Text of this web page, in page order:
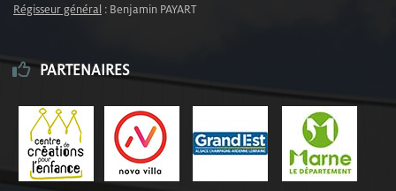
Régisseur général : Benjamin PAYART
PARTENAIRES